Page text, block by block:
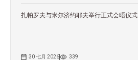
扎帕罗夫与米尔济约耶夫举行正式会晤仪式
30 七月 2026 339